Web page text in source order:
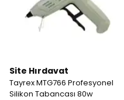
Site Hırdavat
Tayrex MTG766 Profesyonel
Silikon Tabancası 80w